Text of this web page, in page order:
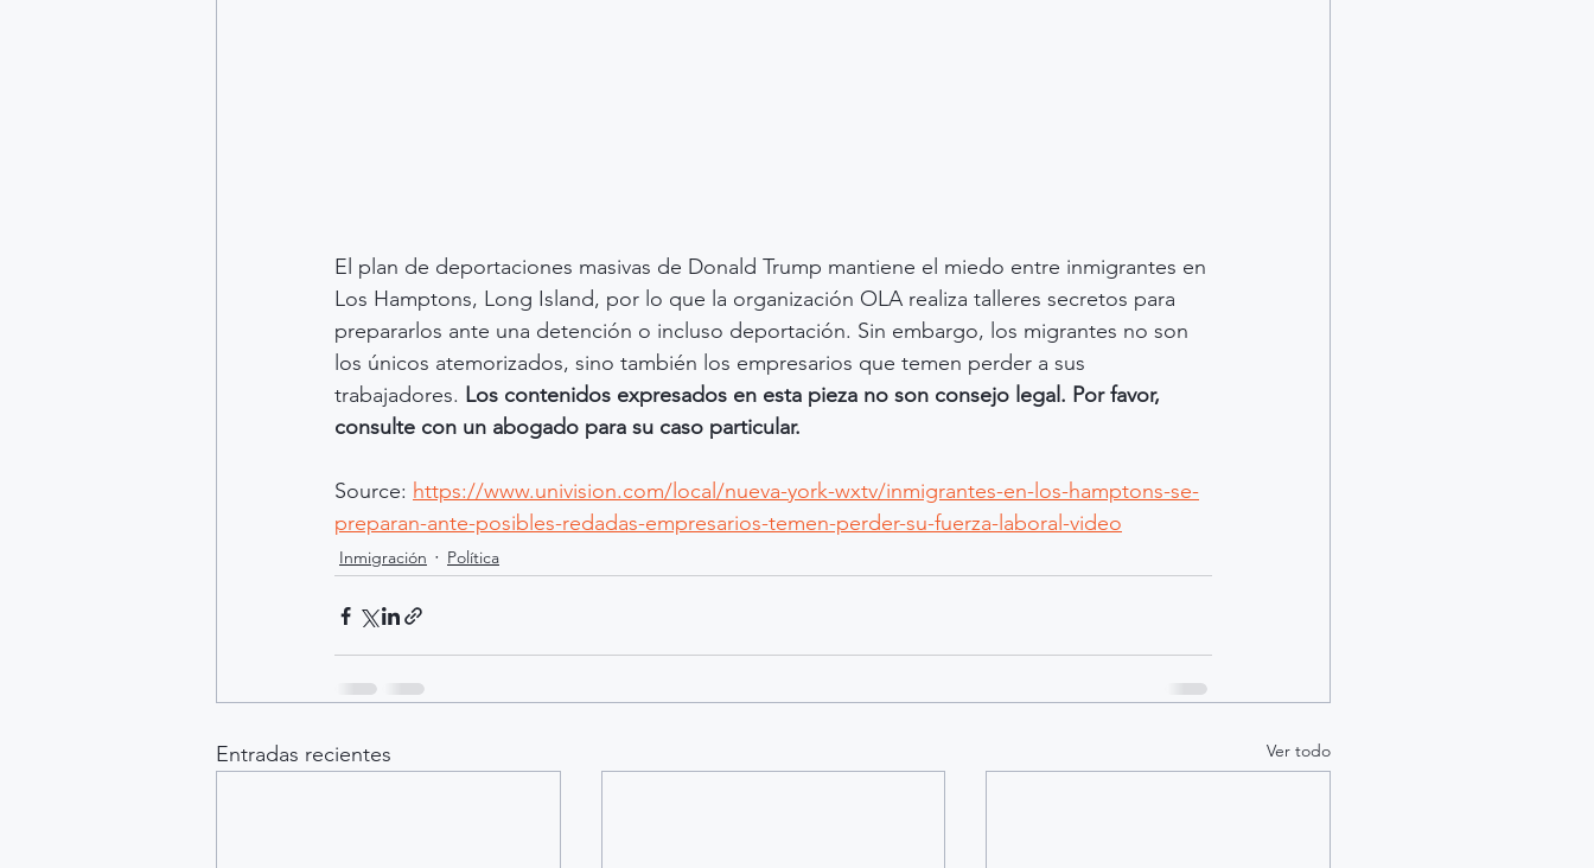
El plan de deportaciones masivas de Donald Trump mantiene el miedo entre inmigrantes en
Los Hamptons, Long Island, por lo que la organización OLA realiza talleres secretos para
prepararlos ante una detención o incluso deportación. Sin embargo, los migrantes no son
los únicos atemorizados, sino también los empresarios que temen perder a sus
trabajadores. Los contenidos expresados en esta pieza no son consejo legal. Por favor,
consulte con un abogado para su caso particular.
Source: https://www.univision.com/local/nueva-york-wxtv/inmigrantes-en-los-hamptons-se-
preparan-ante-posibles-redadas-empresarios-temen-perder-su-fuerza-laboral-video
Inmigración Política
Entradas recientes Ver todo